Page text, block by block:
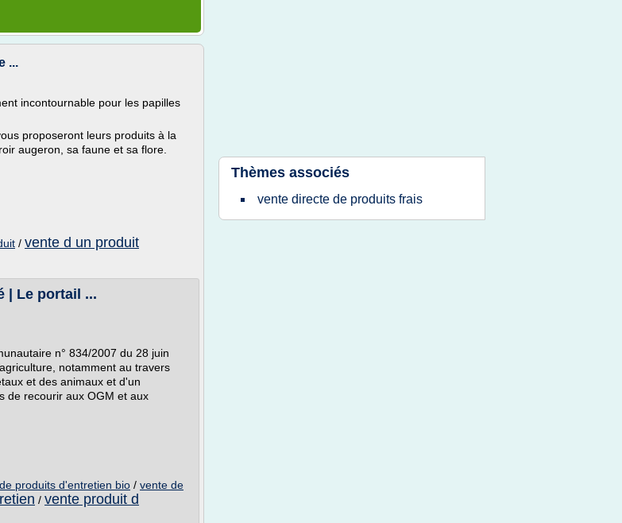
...
incontournable pour les papilles
proposeront leurs produits à la
augeron, sa faune et sa flore.
/ vente d un produit
| Le portail ...
n° 834/2007 du 28 juin
notamment au travers
et des animaux et d'un
de recourir aux OGM et aux
produits d'entretien bio / vente de
/ vente produit d
Thèmes associés
vente directe de produits frais